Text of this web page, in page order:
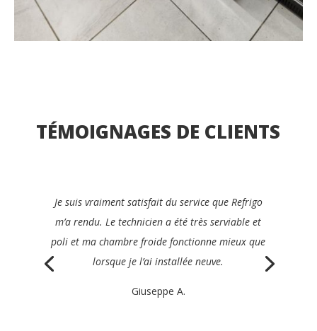
TÉMOIGNAGES DE CLIENTS
Je recommanderais avec plaisir Refrigo à tous les
gérants du secteur de la restauration. Ils ont été
rapides, clairs, efficaces et très amicaux, et ont
réparé mon appareil le jour même.
Philippe K.